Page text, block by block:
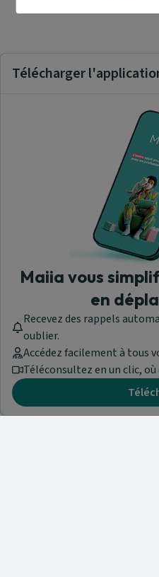
Télécharger
Maiia vous
en
Recevez des rappels
oublier.
Accédez facilement à tous
Téléconsultez en un clic, où